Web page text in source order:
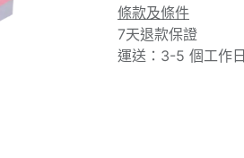
條款及條件
7天退款保證
運送：3-5 個工作日